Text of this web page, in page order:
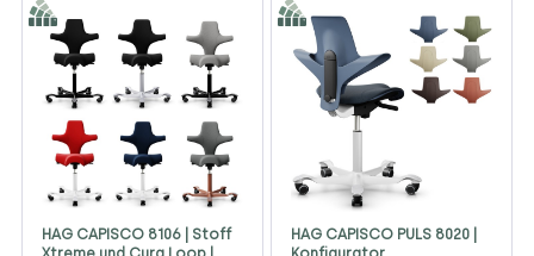
HAG CAPISCO 8106 | Stoff
HAG CAPISCO PULS 8020 |